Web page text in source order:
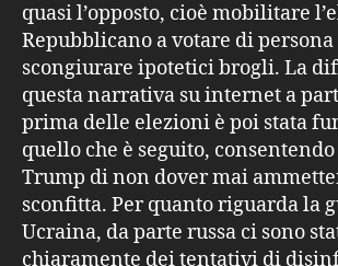
quasi l’opposto, cioè mobilitare
Repubblicano a votare di
scongiurare ipotetici brogli. La
questa narrativa su internet a
prima delle elezioni è poi stata
quello che è seguito,
Trump di non dover mai
sconfitta. Per quanto riguarda la
Ucraina, da parte russa ci sono
chiaramente dei tentativi di